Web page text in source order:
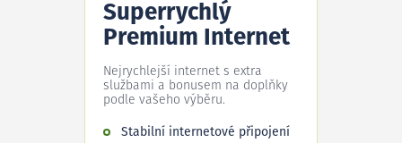
Superrychlý
Premium Internet
Nejrychlejší internet s extra
službami a bonusem na doplňky
podle vašeho výběru.
Stabilní internetové připojení